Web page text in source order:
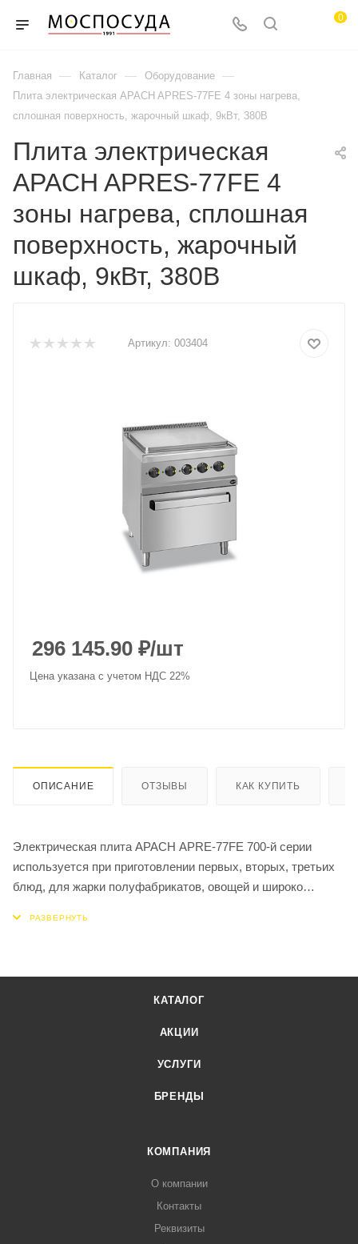
0
Главная — Каталог — Оборудование —
Плита электрическая APACH APRES-77FE 4 зоны нагрева,
сплошная поверхность, жарочный шкаф, 9кВт, 380В
Плита электрическая
APACH APRES-77FE 4
зоны нагрева, сплошная
поверхность, жарочный
шкаф, 9кВт, 380В
Артикул: 003404
296 145.90 ₽/шт
Цена указана с учетом НДС 22%
ОПИСАНИЕ ОТЗЫВЫ КАК КУПИТЬ
Электрическая плита APACH APRE-77FE 700-й серии
используется при приготовлении первых, вторых, третьих
блюд, для жарки полуфабрикатов, овощей и широко
Плита укомплектована выдвижным поддоном для сбора
остатков пищи и жарочным шкафом на 3 уровня с
КАТАЛОГ
АКЦИИ
УСЛУГИ
БРЕНДЫ
КОМПАНИЯ
О компании
Контакты
Реквизиты